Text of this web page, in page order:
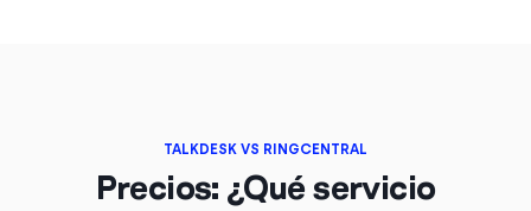
TALKDESK VS RINGCENTRAL
Precios: ¿Qué servicio